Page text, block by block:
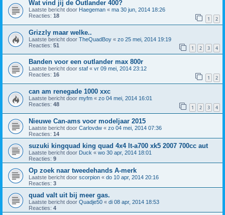
Wat vind jij de Outlander 400?
Laatste bericht door Haegeman « ma 30 jun, 2014 18:26
Reacties: 18 1 2
Grizzly maar welke..
Laatste bericht door TheQuadBoy « zo 25 mei, 2014 19:19
Reacties: 51 1 2 3 4
Banden voor een outlander max 800r
Laatste bericht door staf « vr 09 mei, 2014 23:12
Reacties: 16 1 2
can am renegade 1000 xxc
Laatste bericht door myfm « zo 04 mei, 2014 16:01
Reacties: 48 1 2 3 4
Nieuwe Can-ams voor modeljaar 2015
Laatste bericht door Carlovdw « zo 04 mei, 2014 07:36
Reacties: 14
suzuki kingquad king quad 4x4 lt-a700 xk5 2007 700cc aut
Laatste bericht door Duck « wo 30 apr, 2014 18:01
Reacties: 9
Op zoek naar tweedehands A-merk
Laatste bericht door scorpion « do 10 apr, 2014 20:16
Reacties: 3
quad valt uit bij meer gas.
Laatste bericht door Quadje50 « di 08 apr, 2014 18:53
Reacties: 4